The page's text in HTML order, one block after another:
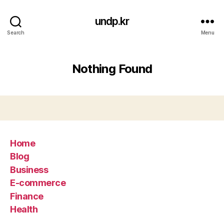
Search
undp.kr
Menu
Nothing Found
Home
Blog
Business
E-commerce
Finance
Health